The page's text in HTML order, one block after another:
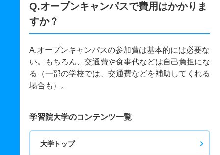
Q.オープンキャンパスで費用はかかりま
すか？
A.オープンキャンパスの参加費は基本的には必要な
い。もちろん、交通費や食事代などは自己負担にな
る（一部の学校では、交通費などを補助してくれる
場合も）。
学習院大学のコンテンツ一覧
大学トップ